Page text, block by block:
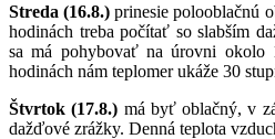
Streda (16.8.)prinesie polooblačnú
hodinách treba počítať so slabším
sa má pohybovať na úrovni okolo
hodinách nám teplomer ukáže 30
Štvrtok (17.8.) má byť oblačný, v
dažďové zrážky. Denná teplota